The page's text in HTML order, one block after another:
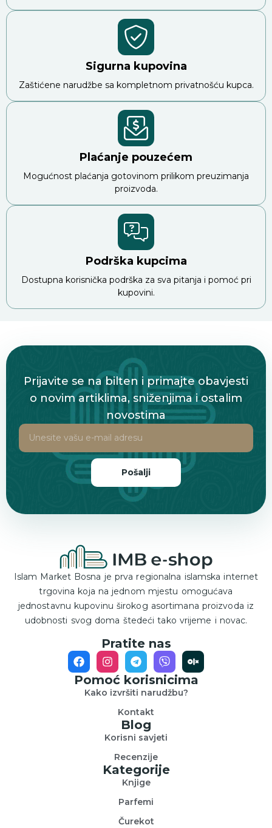
Sigurna kupovina
Zaštićene narudžbe sa kompletnom privatnošću kupca.
Plaćanje pouzećem
Mogućnost plaćanja gotovinom prilikom preuzimanja
proizvoda.
Podrška kupcima
Dostupna korisnička podrška za sva pitanja i pomoć pri
kupovini.
Prijavite se na bilten i primajte obavjesti
o novim artiklima, sniženjima i ostalim
novostima
Pošalji
Islam Market Bosna je prva regionalna islamska internet
trgovina koja na jednom mjestu omogućava
jednostavnu kupovinu širokog asortimana proizvoda iz
udobnosti svog doma štedeći tako vrijeme i novac.
Pratite nas
Pomoć korisnicima
Kako izvršiti narudžbu?
Kontakt
Blog
Korisni savjeti
Recenzije
Kategorije
Knjige
Parfemi
Čurekot